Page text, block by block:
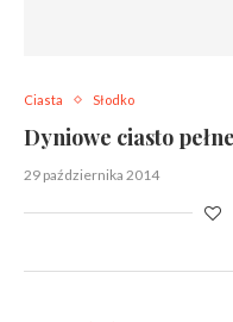
Ciasta Słodko
Dyniowe ciasto
29 października 2014